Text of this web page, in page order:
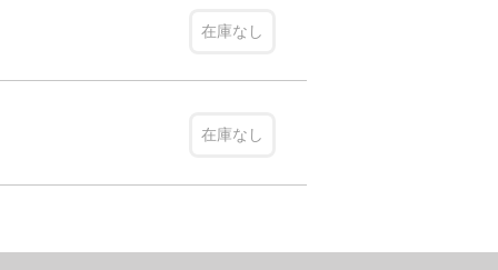
在庫なし
在庫なし